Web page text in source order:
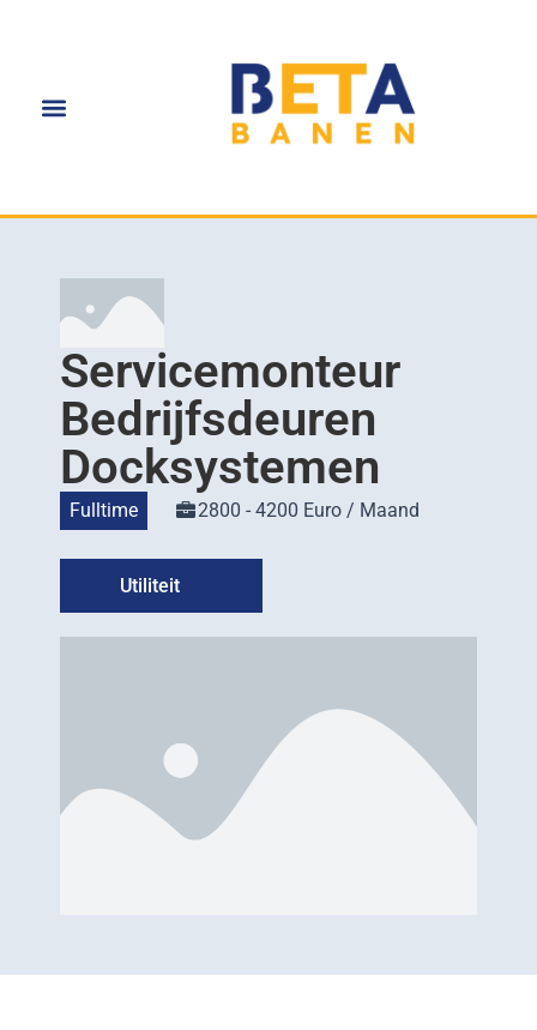
Servicemonteur
Bedrijfsdeuren
Docksystemen
Fulltime 2800 - 4200 Euro / Maand
Utiliteit